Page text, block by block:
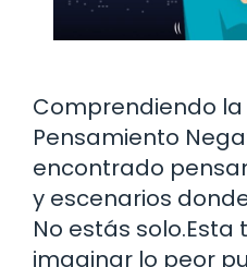
Comprendiendo la
Pensamiento
encontrado
y escenarios
No estás solo.Esta
imaginar lo peor